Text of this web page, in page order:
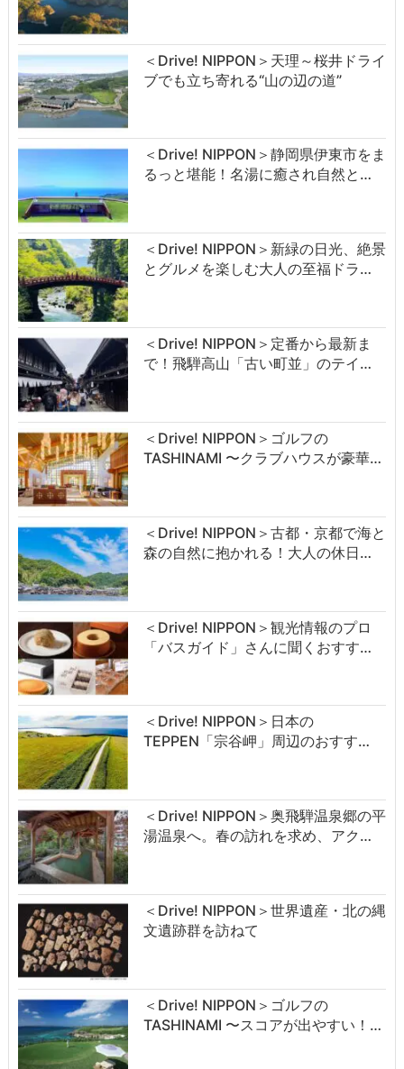
＜Drive! NIPPON＞天理～桜井ドライ
ブでも立ち寄れる“山の辺の道”
＜Drive! NIPPON＞静岡県伊東市をま
るっと堪能！名湯に癒され自然と…
＜Drive! NIPPON＞新緑の日光、絶景
とグルメを楽しむ大人の至福ドラ…
＜Drive! NIPPON＞定番から最新ま
で！飛騨高山「古い町並」のテイ…
＜Drive! NIPPON＞ゴルフの
TASHINAMI 〜クラブハウスが豪華…
＜Drive! NIPPON＞古都・京都で海と
森の自然に抱かれる！大人の休日…
＜Drive! NIPPON＞観光情報のプロ
「バスガイド」さんに聞くおすす…
＜Drive! NIPPON＞日本の
TEPPEN「宗谷岬」周辺のおすす…
＜Drive! NIPPON＞奥飛騨温泉郷の平
湯温泉へ。春の訪れを求め、アク…
＜Drive! NIPPON＞世界遺産・北の縄
文遺跡群を訪ねて
＜Drive! NIPPON＞ゴルフの
TASHINAMI 〜スコアが出やすい！…